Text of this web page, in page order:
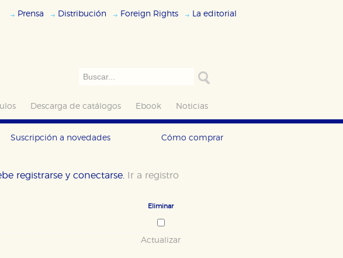
Prensa Distribución Foreign Rights La editorial
Descarga de catálogos Ebook Noticias
Suscripción a novedades Cómo comprar
registrarse y conectarse. Ir a registro
Eliminar
Actualizar